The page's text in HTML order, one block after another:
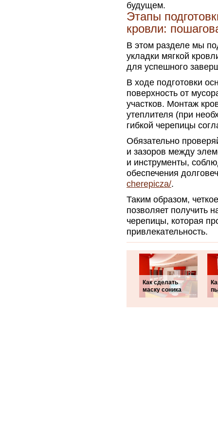
будущем.
Этапы
кровли:
В этом разделе мы
укладки мягкой
для успешного
В ходе подготовки
поверхность от
участков. Монтаж
утеплителя (при
гибкой черепицы
Обязательно
и зазоров между
и инструменты,
обеспечения
cherepicza/.
Таким образом,
позволяет получить
черепицы, которая
привлекательность.
Как сделать
маску соника